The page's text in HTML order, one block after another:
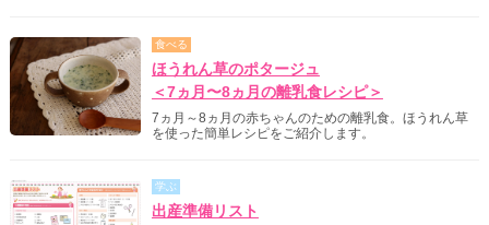
食べる
ほうれん草のポタージュ
＜7ヵ月〜8ヵ月の離乳食レシピ＞
7ヵ月～8ヵ月の赤ちゃんのための離乳食。ほうれん草
を使った簡単レシピをご紹介します。
学ぶ
出産準備リスト